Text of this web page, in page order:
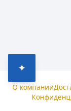
✦
О компании